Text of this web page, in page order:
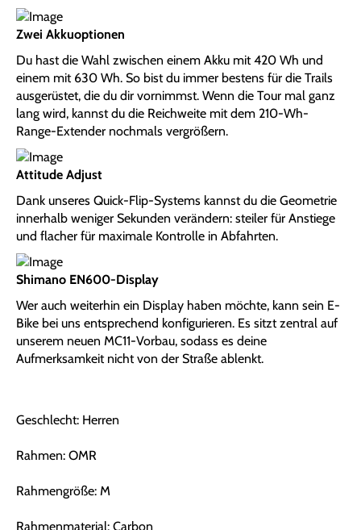
Zwei Akkuoptionen
Du hast die Wahl zwischen einem Akku mit 420 Wh und
einem mit 630 Wh. So bist du immer bestens für die Trails
ausgerüstet, die du dir vornimmst. Wenn die Tour mal ganz
lang wird, kannst du die Reichweite mit dem 210-Wh-
Range-Extender nochmals vergrößern.
Attitude Adjust
Dank unseres Quick-Flip-Systems kannst du die Geometrie
innerhalb weniger Sekunden verändern: steiler für Anstiege
und flacher für maximale Kontrolle in Abfahrten.
Shimano EN600-Display
Wer auch weiterhin ein Display haben möchte, kann sein E-
Bike bei uns entsprechend konfigurieren. Es sitzt zentral auf
unserem neuen MC11-Vorbau, sodass es deine
Aufmerksamkeit nicht von der Straße ablenkt.
Geschlecht: Herren
Rahmen: OMR
Rahmengröße: M
Rahmenmaterial: Carbon